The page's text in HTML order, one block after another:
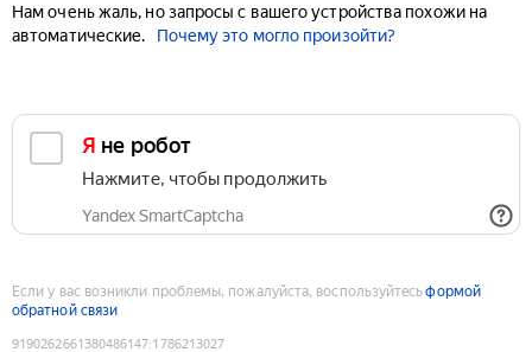
Нам очень жаль, но запросы с вашего устройства похожи на
автоматические.
Почему это могло произойти?
Я не робот
Нажмите, чтобы продолжить
Yandex SmartCaptcha
Если у вас возникли проблемы, пожалуйста, воспользуйтесьформой
обратной связи
9190262661380486147:1786213027